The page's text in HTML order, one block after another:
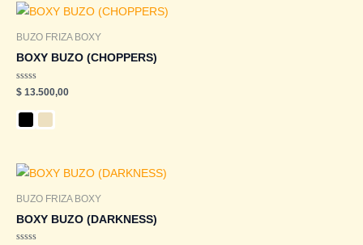
BUZO FRIZA BOXY
BOXY BUZO (CHOPPERS)
Valorado
en
de
5
$ 13.500,00
BUZO FRIZA BOXY
BOXY BUZO (DARKNESS)